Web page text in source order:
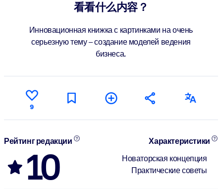
看看什么内容？
Инновационная книжка с картинками на очень
серьезную тему – создание моделей ведения
бизнеса.
9
Рейтинг редакции
10
Характеристики
Новаторская концепция
Практические советы